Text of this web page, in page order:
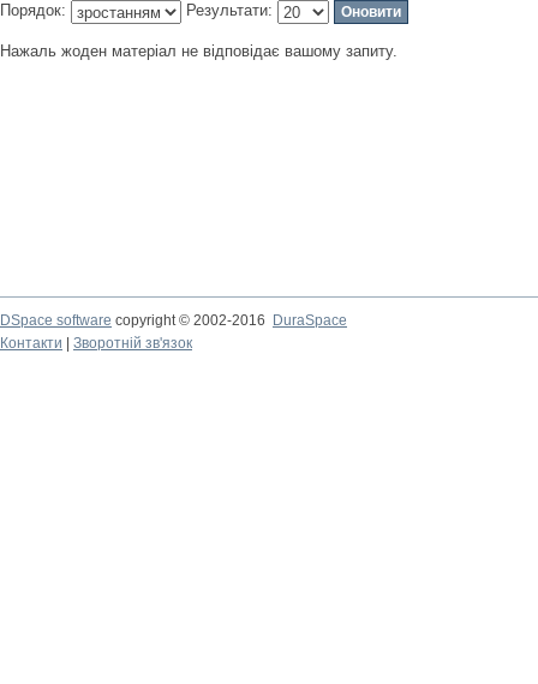
Порядок: Результати:
Нажаль жоден матеріал не відповідає вашому запиту.
DSpace software copyright © 2002-2016
DuraSpace
Контакти
Зворотній зв'язок